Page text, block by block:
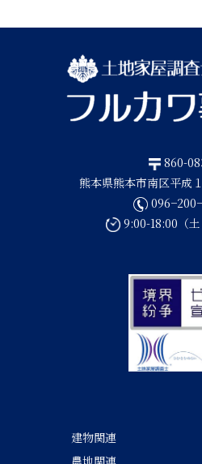
860-
熊本県熊本市南区平成
9:00-18:00（土
建物関連